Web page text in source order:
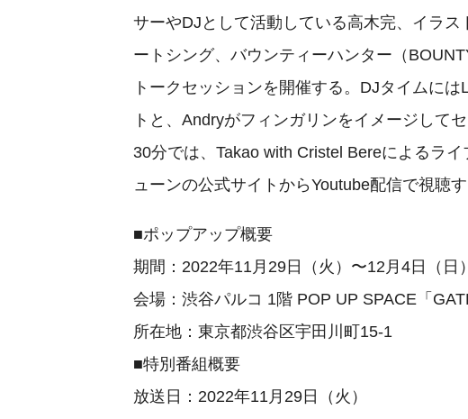
サーやDJとして活動している高木完、イラ
ートシング、バウンティーハンター（
トークセッションを開催する。DJタイムに
トと、Andryがフィンガリンをイメージして
30分では、Takao with Cristel Bereによるラ
ューンの公式サイトからYoutube配信で視聴す
■ポップアップ概要
期間：2022年11月29日（火）〜12月4日（日）
会場：渋谷パルコ 1階 POP UP SPACE「
所在地：東京都渋谷区宇田川町15-1
■特別番組概要
放送日：2022年11月29日（火）